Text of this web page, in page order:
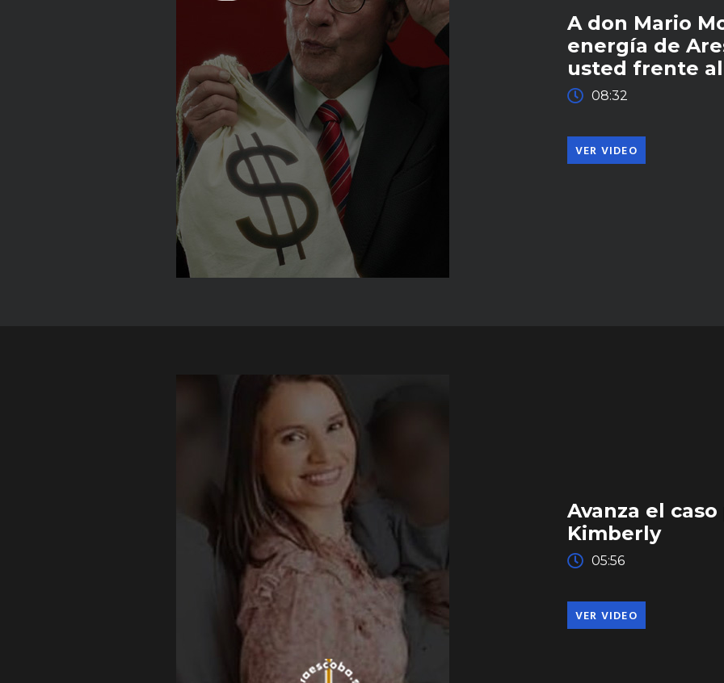
A don Mario
energía de
usted frente
08:32
VER VIDEO
Avanza el
Kimberly
05:56
VER VIDEO